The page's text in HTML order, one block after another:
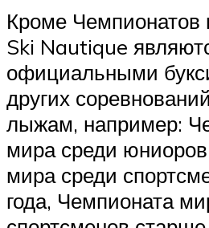
Кроме Чемпионатов
Ski Nautique
официальными
других
лыжам, например:
мира среди
мира среди
года, Чемпионата